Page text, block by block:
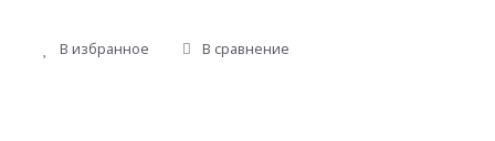
В избранное В сравнение